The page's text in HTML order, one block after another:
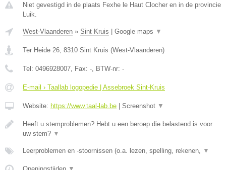
Niet gevestigd in de plaats Fexhe le Haut Clocher en in de provincie
Luik.
West-Vlaanderen » Sint Kruis | Google maps ▼
Ter Heide 26 8310 Sint Kruis (West-Vlaanderen)
Tel: 0496928007 , Fax: - , BTW-nr: -
E-mail › Taallab logopedie | Assebroek Sint-Kruis
Website: https://www.taal-lab.be | Screenshot ▼
Heeft u stemproblemen? Hebt u een beroep die belastend is voor
uw stem? ▼
Leerproblemen en -stoornissen (o.a. lezen, spelling, rekenen, ▼